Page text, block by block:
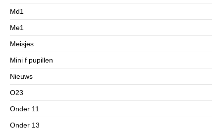
Md1
Me1
Meisjes
Mini f pupillen
Nieuws
O23
Onder 11
Onder 13